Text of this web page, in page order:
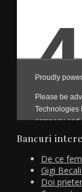
Bancuri
De ce
Gigi
Doi